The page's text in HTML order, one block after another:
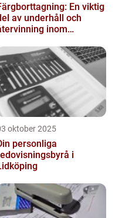
En viktig
av underhåll och
inom
oktober 2025
personliga
i